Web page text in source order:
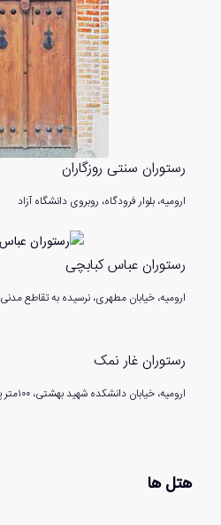
رستوران سنتی روزگاران
ارومیه، بلوار فرودگاه، روبروی دانشگاه آزاد
رستوران عباس کبابچی
ارومیه، خیابان مطهری، نرسیده به تقاطع مدنی
رستوران غار نمک
ارومیه، خیابان دانشکده شهید بهشتی، ۱۰۰متر پایین تر از تورک مال
هتل ها